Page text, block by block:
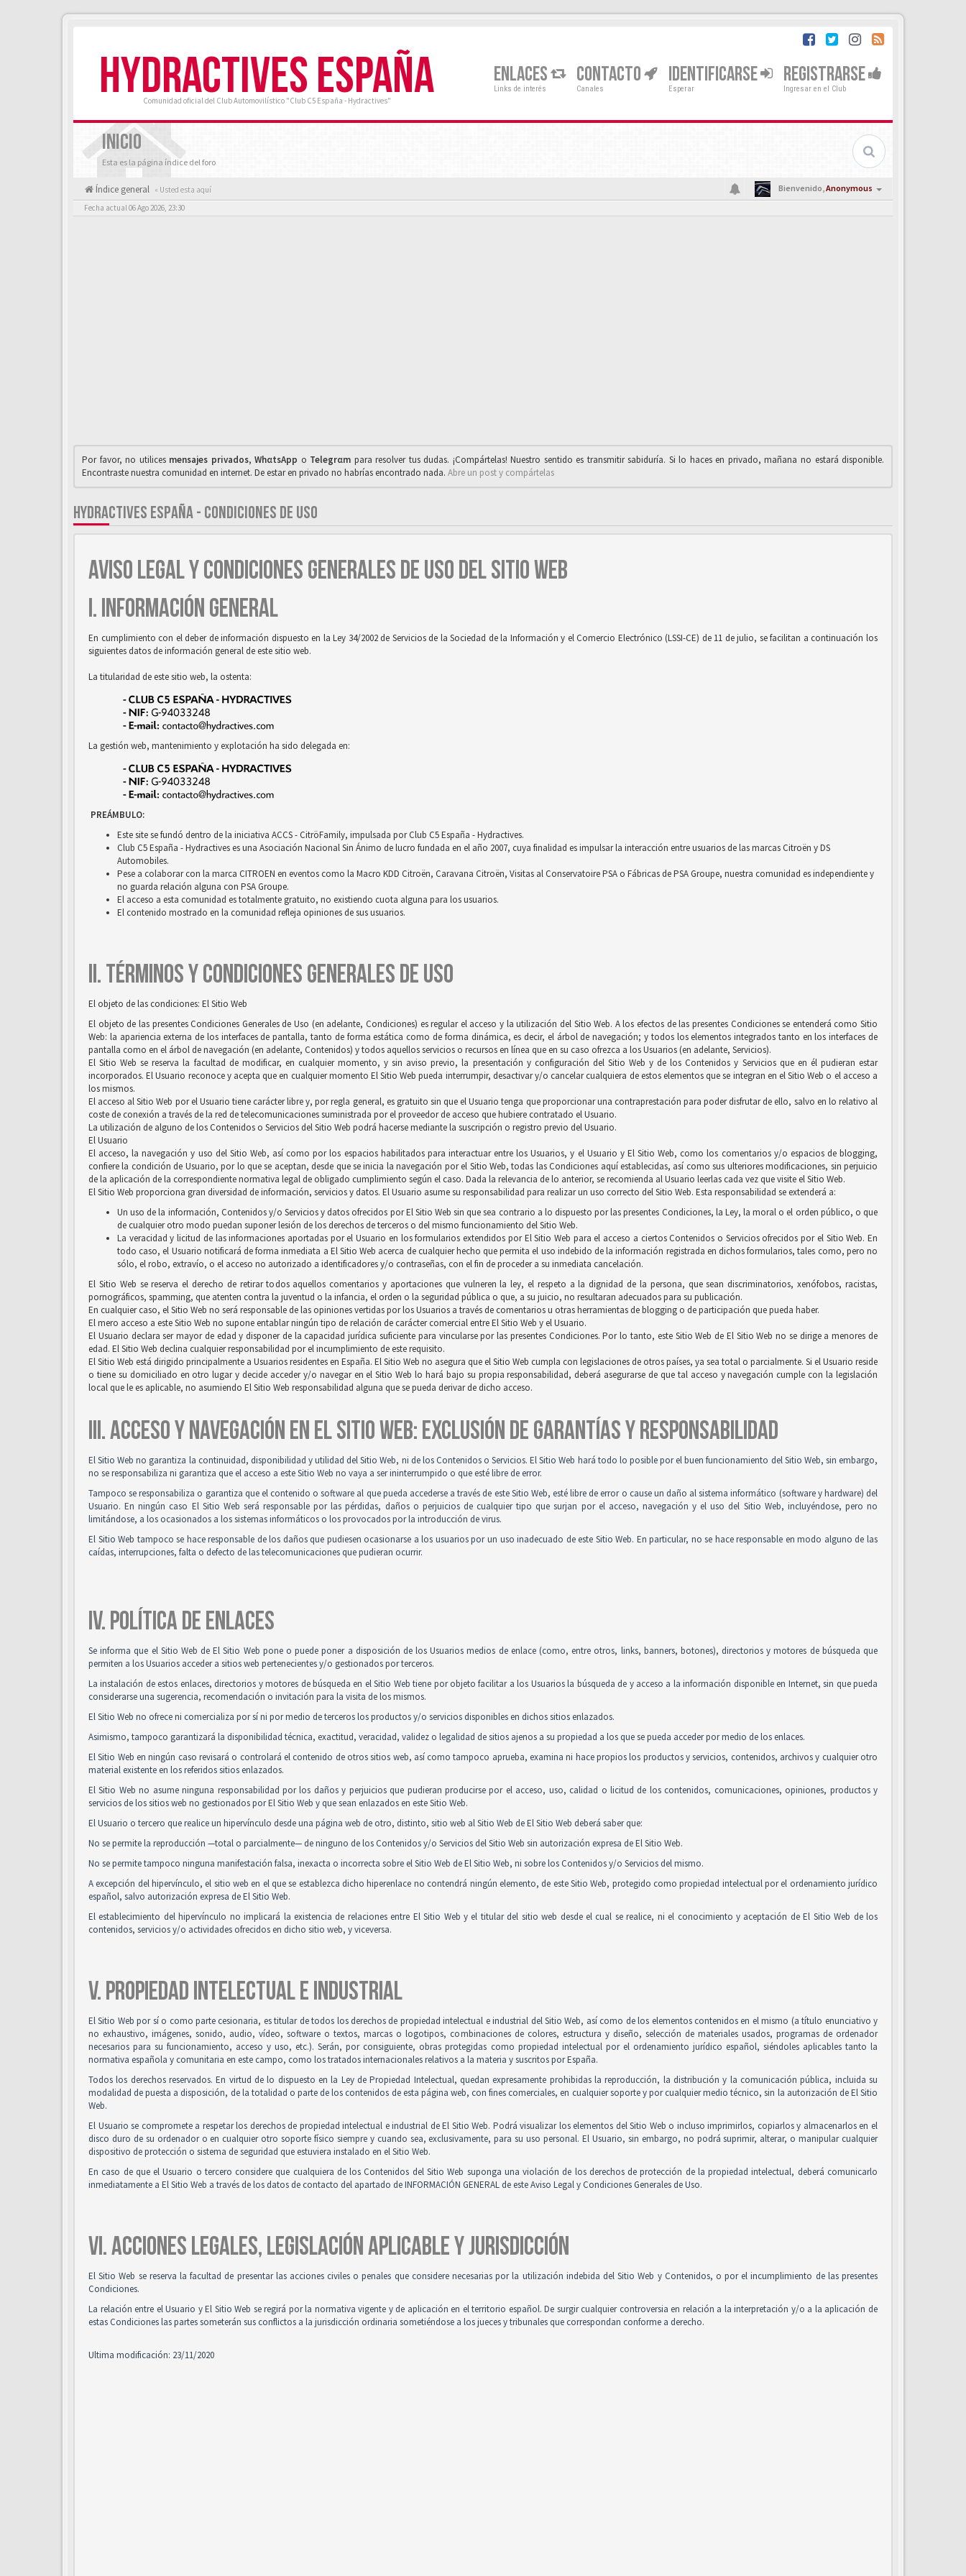
HYDRACTIVES ESPAÑA
Comunidad oficial del Club Automovilístico "Club C5 España - Hydractives"
ENLACES
Links de interés
CONTACTO
Canales
IDENTIFICARSE
Esperar
REGISTRARSE
Ingresar en el Club
INICIO
Esta es la página índice del foro
Índice general « Usted esta aquí Bienvenido,Anonymous
Fecha actual 06 Ago 2026, 23:30
Por favor, no utilices mensajes privados,WhαtsApp o Telegrαm para resolver tus dudas. ¡Compártelas! Nuestro sentido es transmitir sabiduría. Si lo haces en privado, mañana no estará disponible.
Encontraste nuestra comunidad en internet. De estar en privado no habrías encontrado nada. Abre un post y compártelas
HYDRACTIVES ESPAÑA - CONDICIONES DE USO
AVISO LEGAL Y CONDICIONES GENERALES DE USO DEL SITIO WEB
I. INFORMACIÓN GENERAL
En cumplimiento con el deber de información dispuesto en la Ley 34/2002 de Servicios de la Sociedad de la Información y el Comercio Electrónico (LSSI-CE) de 11 de julio, se facilitan a continuación los
siguientes datos de información general de este sitio web.
La titularidad de este sitio web, la ostenta:
La gestión web, mantenimiento y explotación ha sido delegada en:
PREÁMBULO:
Este site se fundó dentro de la iniciativa ACCS - CitröFamily, impulsada por Club C5 España - Hydractives.
Club C5 España - Hydractives es una Asociación Nacional Sin Ánimo de lucro fundada en el año 2007, cuya finalidad es impulsar la interacción entre usuarios de las marcas Citroën y DS
Automobiles.
Pese a colaborar con la marca CITROEN en eventos como la Macro KDD Citroën, Caravana Citroën, Visitas al Conservatoire PSA o Fábricas de PSA Groupe, nuestra comunidad es independiente y
no guarda relación alguna con PSA Groupe.
El acceso a esta comunidad es totalmente gratuito, no existiendo cuota alguna para los usuarios.
El contenido mostrado en la comunidad refleja opiniones de sus usuarios.
II. TÉRMINOS Y CONDICIONES GENERALES DE USO
El objeto de las condiciones: El Sitio Web
El objeto de las presentes Condiciones Generales de Uso (en adelante, Condiciones) es regular el acceso y la utilización del Sitio Web. A los efectos de las presentes Condiciones se entenderá como Sitio
Web: la apariencia externa de los interfaces de pantalla, tanto de forma estática como de forma dinámica, es decir, el árbol de navegación; y todos los elementos integrados tanto en los interfaces de
pantalla como en el árbol de navegación (en adelante, Contenidos) y todos aquellos servicios o recursos en línea que en su caso ofrezca a los Usuarios (en adelante, Servicios).
El Sitio Web se reserva la facultad de modificar, en cualquier momento, y sin aviso previo, la presentación y configuración del Sitio Web y de los Contenidos y Servicios que en él pudieran estar
incorporados. El Usuario reconoce y acepta que en cualquier momento El Sitio Web pueda interrumpir, desactivar y/o cancelar cualquiera de estos elementos que se integran en el Sitio Web o el acceso a
los mismos.
El acceso al Sitio Web por el Usuario tiene carácter libre y, por regla general, es gratuito sin que el Usuario tenga que proporcionar una contraprestación para poder disfrutar de ello, salvo en lo relativo al
coste de conexión a través de la red de telecomunicaciones suministrada por el proveedor de acceso que hubiere contratado el Usuario.
La utilización de alguno de los Contenidos o Servicios del Sitio Web podrá hacerse mediante la suscripción o registro previo del Usuario.
El Usuario
El acceso, la navegación y uso del Sitio Web, así como por los espacios habilitados para interactuar entre los Usuarios, y el Usuario y El Sitio Web, como los comentarios y/o espacios de blogging,
confiere la condición de Usuario, por lo que se aceptan, desde que se inicia la navegación por el Sitio Web, todas las Condiciones aquí establecidas, así como sus ulteriores modificaciones, sin perjuicio
de la aplicación de la correspondiente normativa legal de obligado cumplimiento según el caso. Dada la relevancia de lo anterior, se recomienda al Usuario leerlas cada vez que visite el Sitio Web.
El Sitio Web proporciona gran diversidad de información, servicios y datos. El Usuario asume su responsabilidad para realizar un uso correcto del Sitio Web. Esta responsabilidad se extenderá a:
Un uso de la información, Contenidos y/o Servicios y datos ofrecidos por El Sitio Web sin que sea contrario a lo dispuesto por las presentes Condiciones, la Ley, la moral o el orden público, o que
de cualquier otro modo puedan suponer lesión de los derechos de terceros o del mismo funcionamiento del Sitio Web.
La veracidad y licitud de las informaciones aportadas por el Usuario en los formularios extendidos por El Sitio Web para el acceso a ciertos Contenidos o Servicios ofrecidos por el Sitio Web. En
todo caso, el Usuario notificará de forma inmediata a El Sitio Web acerca de cualquier hecho que permita el uso indebido de la información registrada en dichos formularios, tales como, pero no
sólo, el robo, extravío, o el acceso no autorizado a identificadores y/o contraseñas, con el fin de proceder a su inmediata cancelación.
El Sitio Web se reserva el derecho de retirar todos aquellos comentarios y aportaciones que vulneren la ley, el respeto a la dignidad de la persona, que sean discriminatorios, xenófobos, racistas,
pornográficos, spamming, que atenten contra la juventud o la infancia, el orden o la seguridad pública o que, a su juicio, no resultaran adecuados para su publicación.
En cualquier caso, el Sitio Web no será responsable de las opiniones vertidas por los Usuarios a través de comentarios u otras herramientas de blogging o de participación que pueda haber.
El mero acceso a este Sitio Web no supone entablar ningún tipo de relación de carácter comercial entre El Sitio Web y el Usuario.
El Usuario declara ser mayor de edad y disponer de la capacidad jurídica suficiente para vincularse por las presentes Condiciones. Por lo tanto, este Sitio Web de El Sitio Web no se dirige a menores de
edad. El Sitio Web declina cualquier responsabilidad por el incumplimiento de este requisito.
El Sitio Web está dirigido principalmente a Usuarios residentes en España. El Sitio Web no asegura que el Sitio Web cumpla con legislaciones de otros países, ya sea total o parcialmente. Si el Usuario reside
o tiene su domiciliado en otro lugar y decide acceder y/o navegar en el Sitio Web lo hará bajo su propia responsabilidad, deberá asegurarse de que tal acceso y navegación cumple con la legislación
local que le es aplicable, no asumiendo El Sitio Web responsabilidad alguna que se pueda derivar de dicho acceso.
III. ACCESO Y NAVEGACIÓN EN EL SITIO WEB: EXCLUSIÓN DE GARANTÍAS Y RESPONSABILIDAD
El Sitio Web no garantiza la continuidad, disponibilidad y utilidad del Sitio Web, ni de los Contenidos o Servicios. El Sitio Web hará todo lo posible por el buen funcionamiento del Sitio Web, sin embargo,
no se responsabiliza ni garantiza que el acceso a este Sitio Web no vaya a ser ininterrumpido o que esté libre de error.
Tampoco se responsabiliza o garantiza que el contenido o software al que pueda accederse a través de este Sitio Web, esté libre de error o cause un daño al sistema informático (software y hardware) del
Usuario. En ningún caso El Sitio Web será responsable por las pérdidas, daños o perjuicios de cualquier tipo que surjan por el acceso, navegación y el uso del Sitio Web, incluyéndose, pero no
limitándose, a los ocasionados a los sistemas informáticos o los provocados por la introducción de virus.
El Sitio Web tampoco se hace responsable de los daños que pudiesen ocasionarse a los usuarios por un uso inadecuado de este Sitio Web. En particular, no se hace responsable en modo alguno de las
caídas, interrupciones, falta o defecto de las telecomunicaciones que pudieran ocurrir.
IV. POLÍTICA DE ENLACES
Se informa que el Sitio Web de El Sitio Web pone o puede poner a disposición de los Usuarios medios de enlace (como, entre otros, links, banners, botones), directorios y motores de búsqueda que
permiten a los Usuarios acceder a sitios web pertenecientes y/o gestionados por terceros.
La instalación de estos enlaces, directorios y motores de búsqueda en el Sitio Web tiene por objeto facilitar a los Usuarios la búsqueda de y acceso a la información disponible en Internet, sin que pueda
considerarse una sugerencia, recomendación o invitación para la visita de los mismos.
El Sitio Web no ofrece ni comercializa por sí ni por medio de terceros los productos y/o servicios disponibles en dichos sitios enlazados.
Asimismo, tampoco garantizará la disponibilidad técnica, exactitud, veracidad, validez o legalidad de sitios ajenos a su propiedad a los que se pueda acceder por medio de los enlaces.
El Sitio Web en ningún caso revisará o controlará el contenido de otros sitios web, así como tampoco aprueba, examina ni hace propios los productos y servicios, contenidos, archivos y cualquier otro
material existente en los referidos sitios enlazados.
El Sitio Web no asume ninguna responsabilidad por los daños y perjuicios que pudieran producirse por el acceso, uso, calidad o licitud de los contenidos, comunicaciones, opiniones, productos y
servicios de los sitios web no gestionados por El Sitio Web y que sean enlazados en este Sitio Web.
El Usuario o tercero que realice un hipervínculo desde una página web de otro, distinto, sitio web al Sitio Web de El Sitio Web deberá saber que:
No se permite la reproducción —total o parcialmente— de ninguno de los Contenidos y/o Servicios del Sitio Web sin autorización expresa de El Sitio Web.
No se permite tampoco ninguna manifestación falsa, inexacta o incorrecta sobre el Sitio Web de El Sitio Web, ni sobre los Contenidos y/o Servicios del mismo.
A excepción del hipervínculo, el sitio web en el que se establezca dicho hiperenlace no contendrá ningún elemento, de este Sitio Web, protegido como propiedad intelectual por el ordenamiento jurídico
español, salvo autorización expresa de El Sitio Web.
El establecimiento del hipervínculo no implicará la existencia de relaciones entre El Sitio Web y el titular del sitio web desde el cual se realice, ni el conocimiento y aceptación de El Sitio Web de los
contenidos, servicios y/o actividades ofrecidos en dicho sitio web, y viceversa.
V. PROPIEDAD INTELECTUAL E INDUSTRIAL
El Sitio Web por sí o como parte cesionaria, es titular de todos los derechos de propiedad intelectual e industrial del Sitio Web, así como de los elementos contenidos en el mismo (a título enunciativo y
no exhaustivo, imágenes, sonido, audio, vídeo, software o textos, marcas o logotipos, combinaciones de colores, estructura y diseño, selección de materiales usados, programas de ordenador
necesarios para su funcionamiento, acceso y uso, etc.). Serán, por consiguiente, obras protegidas como propiedad intelectual por el ordenamiento jurídico español, siéndoles aplicables tanto la
normativa española y comunitaria en este campo, como los tratados internacionales relativos a la materia y suscritos por España.
Todos los derechos reservados. En virtud de lo dispuesto en la Ley de Propiedad Intelectual, quedan expresamente prohibidas la reproducción, la distribución y la comunicación pública, incluida su
modalidad de puesta a disposición, de la totalidad o parte de los contenidos de esta página web, con fines comerciales, en cualquier soporte y por cualquier medio técnico, sin la autorización de El Sitio
Web.
El Usuario se compromete a respetar los derechos de propiedad intelectual e industrial de El Sitio Web. Podrá visualizar los elementos del Sitio Web o incluso imprimirlos, copiarlos y almacenarlos en el
disco duro de su ordenador o en cualquier otro soporte físico siempre y cuando sea, exclusivamente, para su uso personal. El Usuario, sin embargo, no podrá suprimir, alterar, o manipular cualquier
dispositivo de protección o sistema de seguridad que estuviera instalado en el Sitio Web.
En caso de que el Usuario o tercero considere que cualquiera de los Contenidos del Sitio Web suponga una violación de los derechos de protección de la propiedad intelectual, deberá comunicarlo
inmediatamente a El Sitio Web a través de los datos de contacto del apartado de INFORMACIÓN GENERAL de este Aviso Legal y Condiciones Generales de Uso.
VI. ACCIONES LEGALES, LEGISLACIÓN APLICABLE Y JURISDICCIÓN
El Sitio Web se reserva la facultad de presentar las acciones civiles o penales que considere necesarias por la utilización indebida del Sitio Web y Contenidos, o por el incumplimiento de las presentes
Condiciones.
La relación entre el Usuario y El Sitio Web se regirá por la normativa vigente y de aplicación en el territorio español. De surgir cualquier controversia en relación a la interpretación y/o a la aplicación de
estas Condiciones las partes someterán sus conflictos a la jurisdicción ordinaria sometiéndose a los jueces y tribunales que correspondan conforme a derecho.
Ultima modificación: 23/11/2020